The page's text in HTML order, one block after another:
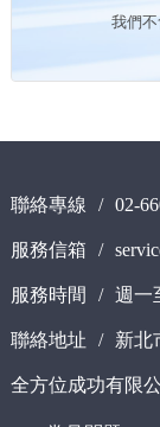
我們
聯絡專線 / 02-
服務信箱 /
服務時間 / 週一
聯絡地址 / 新北
全方位成功有限